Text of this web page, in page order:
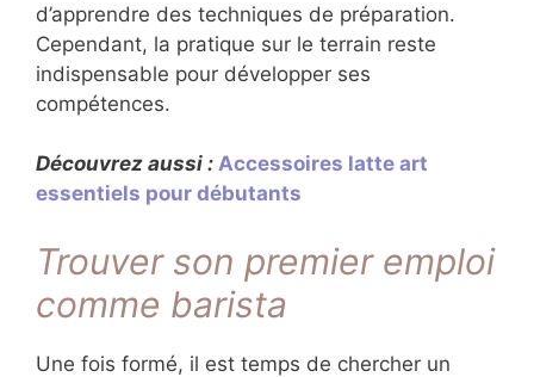
d’apprendre des techniques de préparation.
Cependant, la pratique sur le terrain reste
indispensable pour développer ses
compétences.
Découvrez aussi : Accessoires latte art
essentiels pour débutants
Trouver son premier emploi
comme barista
Une fois formé, il est temps de chercher un